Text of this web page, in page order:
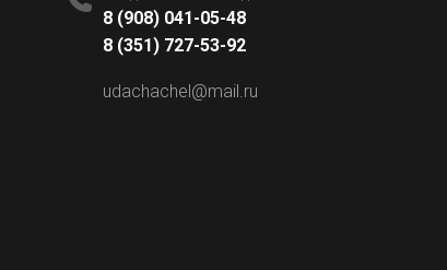
8 (908) 041-05-48
8 (351) 727-53-92
udachachel@mail.ru